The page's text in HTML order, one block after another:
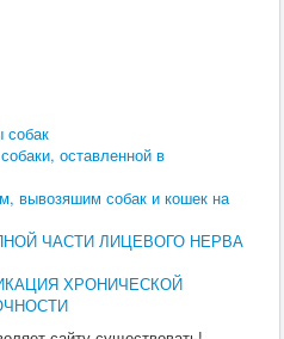
собак
оставленной в
вывозяшим собак и кошек на
ЧАСТИ ЛИЦЕВОГО НЕРВА
ХРОНИЧЕСКОЙ